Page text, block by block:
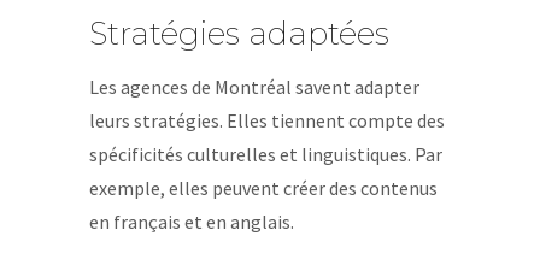
Stratégies adaptées
Les agences de Montréal savent adapter
leurs stratégies. Elles tiennent compte des
spécificités culturelles et linguistiques. Par
exemple, elles peuvent créer des contenus
en français et en anglais.